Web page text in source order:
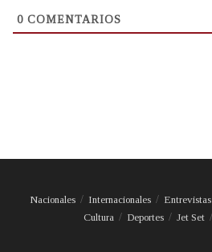
0 COMENTARIOS
Nacionales Internacionales Entrevistas
Cultura
Deportes Jet Set